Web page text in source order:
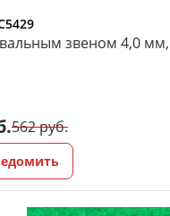
звеном 4,0
562 руб.